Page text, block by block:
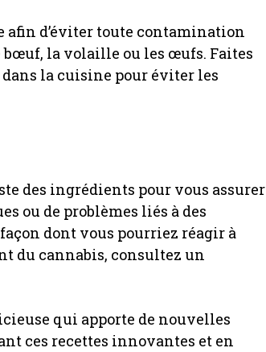
afin d’éviter toute contamination
la volaille ou les œufs. Faites
la cuisine pour éviter les
des ingrédients pour vous assurer
ou de problèmes liés à des
dont vous pourriez réagir à
du cannabis, consultez un
qui apporte de nouvelles
ces recettes innovantes et en